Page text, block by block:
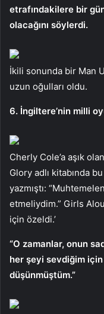
etrafındakilere bir
olacağını söylerdi.
İkili sonunda bir Man
uzun oğulları oldu.
6. İngiltere’nin milli
Cherly Cole’a aşık
Glory adlı kitabında
yazmıştı:
etmeliydim.” Girls
için özeldi.’
“O zamanlar, onun
her şeyi sevdiğim
düşünmüştüm.”